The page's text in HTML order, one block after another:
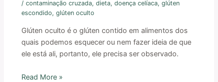
/contaminação cruzada,dieta,doença celíaca,glúten
escondido,glúten oculto
Glúten oculto é o glúten contido em alimentos dos
quais podemos esquecer ou nem fazer ideia de que
ele está ali, portanto, ele precisa ser observado.
Read More »